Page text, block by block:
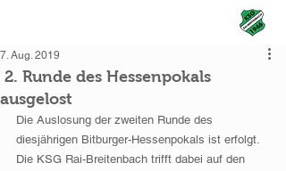
2. Runde des Hessenpokals
ausgelost
7. Aug. 2019
Die Auslosung der zweiten Runde des
diesjährigen Bitburger-Hessenpokals ist erfolgt.
Die KSG Rai-Breitenbach trifft dabei auf den